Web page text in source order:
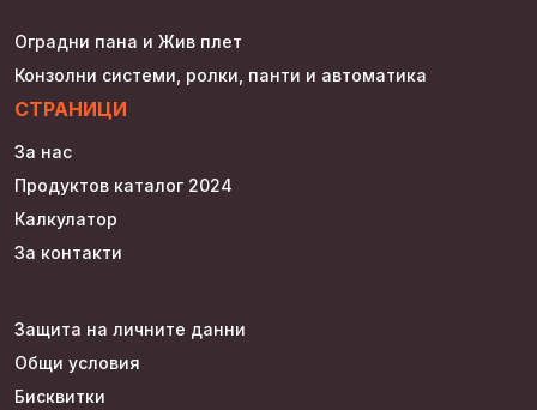
Оградни пана и Жив плет
Конзолни системи, ролки, панти и автоматика
СТРАНИЦИ
За нас
Продуктов каталог 2024
Калкулатор
За контакти
Защита на личните данни
Общи условия
Бисквитки